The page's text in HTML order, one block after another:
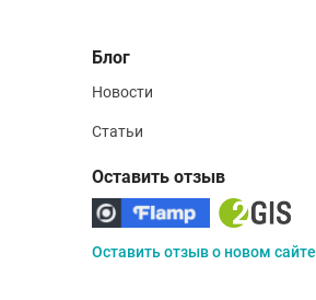
Блог
Новости
Статьи
Оставить отзыв
Оставить отзыв о новом сайте